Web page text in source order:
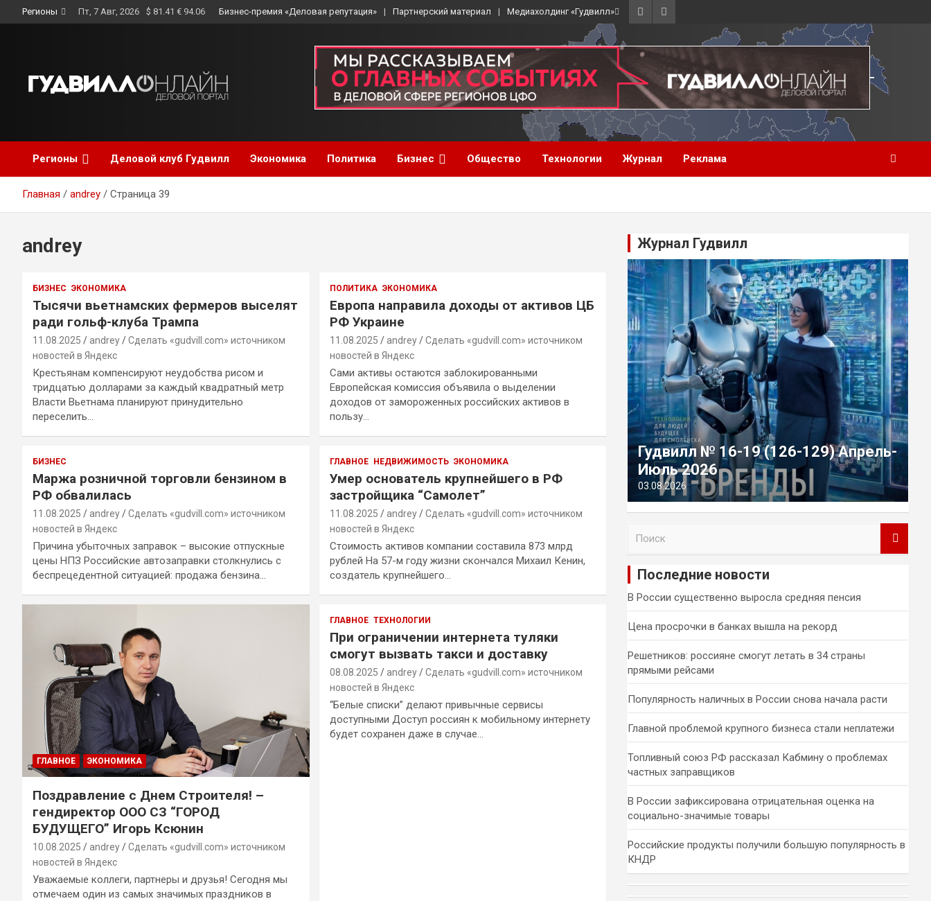
to
Регионы Пт, 7 Авг, 2026 $ 81.41 € 94.06 Бизнес-премия «Деловая репутация» Партнерский материал Медиахолдинг «Гудвилл»
Регионы Деловой клуб Гудвилл Экономика Политика Бизнес Общество Технологии Журнал Реклама
Главная andrey Страница 39
andrey
БИЗНЕС ЭКОНОМИКА
Тысячи вьетнамских фермеров выселят
ради гольф-клуба Трампа
11.08.2025 andrey
Сделать «gudvill.com» источником
новостей в Яндекс
Крестьянам компенсируют неудобства рисом и
тридцатью долларами за каждый квадратный метр
Власти Вьетнама планируют принудительно
переселить…
ПОЛИТИКА ЭКОНОМИКА
Европа направила доходы от активов ЦБ
РФ Украине
11.08.2025 andrey
Сделать «gudvill.com» источником
новостей в Яндекс
Сами активы остаются заблокированными
Европейская комиссия объявила о выделении
доходов от замороженных российских активов в
пользу…
БИЗНЕС
Маржа розничной торговли бензином в
РФ обвалилась
11.08.2025 andrey
Сделать «gudvill.com» источником
новостей в Яндекс
Причина убыточных заправок – высокие отпускные
цены НПЗ Российские автозаправки столкнулись с
беспрецедентной ситуацией: продажа бензина…
ГЛАВНОЕ НЕДВИЖИМОСТЬ ЭКОНОМИКА
Умер основатель крупнейшего в РФ
застройщика “Самолет”
11.08.2025 andrey
Сделать «gudvill.com» источником
новостей в Яндекс
Стоимость активов компании составила 873 млрд
рублей На 57-м году жизни скончался Михаил Кенин,
создатель крупнейшего…
ГЛАВНОЕ ЭКОНОМИКА
Поздравление с Днем Строителя! –
гендиректор ООО СЗ “ГОРОД
БУДУЩЕГО” Игорь Ксюнин
10.08.2025 andrey
Сделать «gudvill.com» источником
новостей в Яндекс
Уважаемые коллеги, партнеры и друзья! Сегодня мы
отмечаем один из самых значимых праздников в
ГЛАВНОЕ ТЕХНОЛОГИИ
При ограничении интернета туляки
смогут вызвать такси и доставку
08.08.2025 andrey
Сделать «gudvill.com» источником
новостей в Яндекс
“Белые списки” делают привычные сервисы
доступными Доступ россиян к мобильному интернету
будет сохранен даже в случае…
Журнал Гудвилл
Гудвилл № 16-19 (126-129) Апрель-
Июль 2026
03.08.2026
и
Последние новости
В России существенно выросла средняя пенсия
Цена просрочки в банках вышла на рекорд
Решетников: россияне смогут летать в 34 страны
прямыми рейсами
Популярность наличных в России снова начала расти
Главной проблемой крупного бизнеса стали неплатежи
Топливный союз РФ рассказал Кабмину о проблемах
частных заправщиков
В России зафиксирована отрицательная оценка на
социально-значимые товары
Российские продукты получили большую популярность в
КНДР